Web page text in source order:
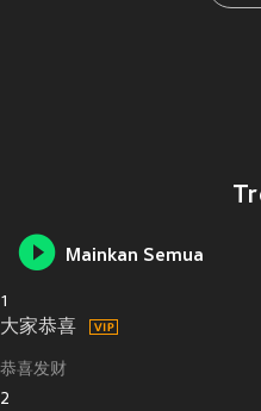
Mainkan Semua
1
大家恭喜
恭喜发财
2